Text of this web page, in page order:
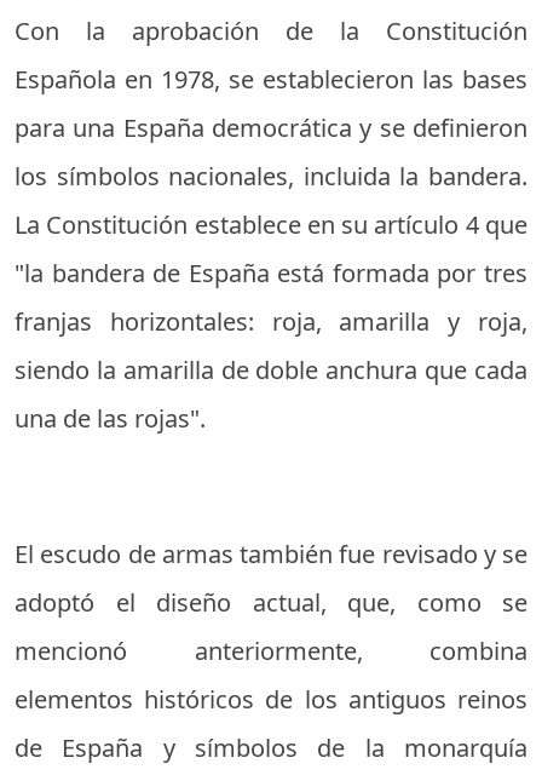
Con la aprobación de la Constitución
Española en 1978, se establecieron las bases
para una España democrática y se definieron
los símbolos nacionales, incluida la bandera.
La Constitución establece en su artículo 4 que
"la bandera de España está formada por tres
franjas horizontales: roja, amarilla y roja,
siendo la amarilla de doble anchura que cada
una de las rojas".
El escudo de armas también fue revisado y se
adoptó el diseño actual, que, como se
mencionó anteriormente, combina
elementos históricos de los antiguos reinos
de España y símbolos de la monarquía